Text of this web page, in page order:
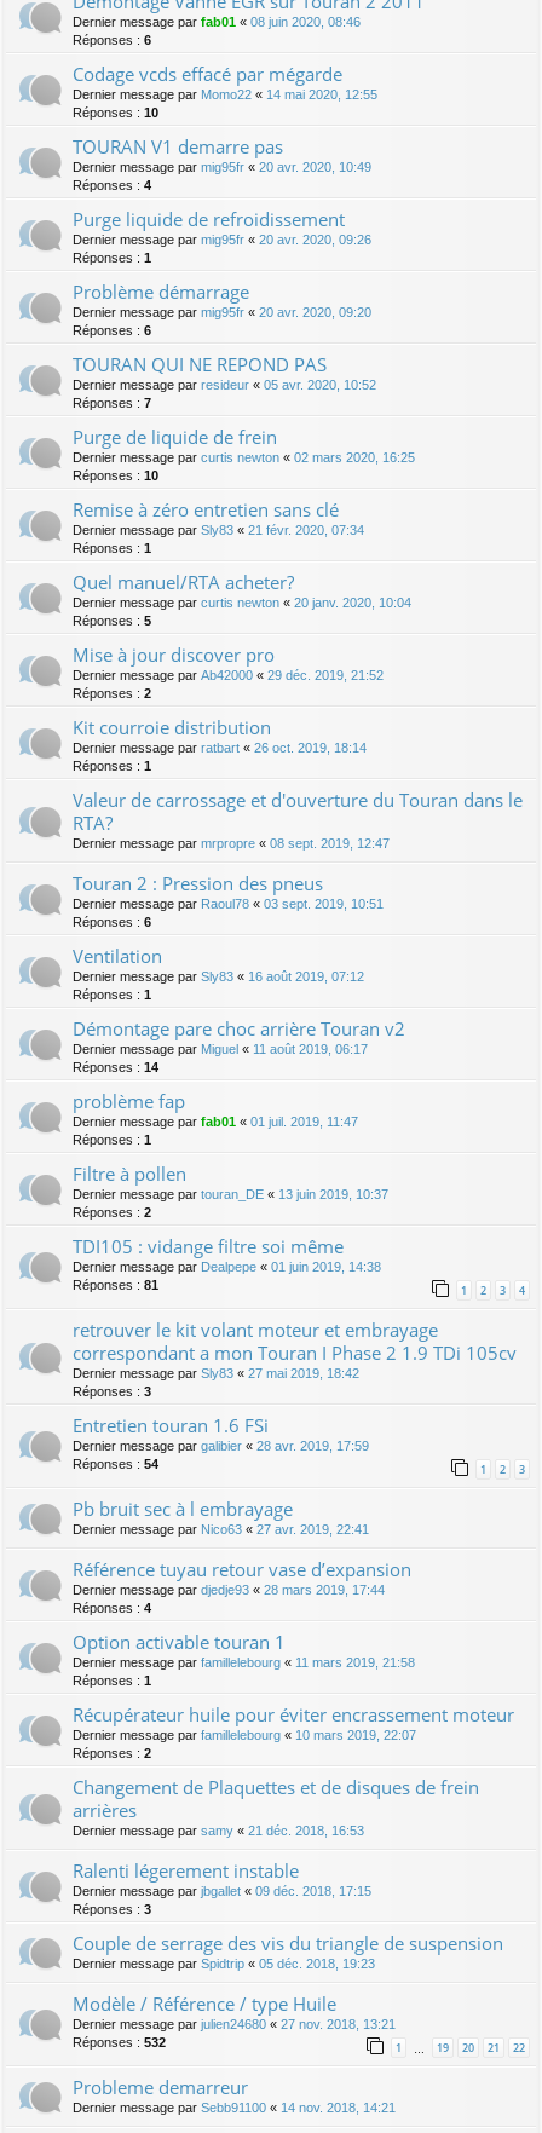
Dernier message par fab01 « 08 juin 2020, 08:46
Réponses : 6
Codage vcds effacé par mégarde
Dernier message par Momo22 « 14 mai 2020, 12:55
Réponses : 10
TOURAN V1 demarre pas
Dernier message par mig95fr « 20 avr. 2020, 10:49
Réponses : 4
Purge liquide de refroidissement
Dernier message par mig95fr « 20 avr. 2020, 09:26
Réponses : 1
Problème démarrage
Dernier message par mig95fr « 20 avr. 2020, 09:20
Réponses : 6
TOURAN QUI NE REPOND PAS
Dernier message par resideur « 05 avr. 2020, 10:52
Réponses : 7
Purge de liquide de frein
Dernier message par curtis newton « 02 mars 2020, 16:25
Réponses : 10
Remise à zéro entretien sans clé
Dernier message par Sly83 « 21 févr. 2020, 07:34
Réponses : 1
Quel manuel/RTA acheter?
Dernier message par curtis newton « 20 janv. 2020, 10:04
Réponses : 5
Mise à jour discover pro
Dernier message par Ab42000 « 29 déc. 2019, 21:52
Réponses : 2
Kit courroie distribution
Dernier message par ratbart « 26 oct. 2019, 18:14
Réponses : 1
Valeur de carrossage et d'ouverture du Touran dans le
RTA?
Dernier message par mrpropre « 08 sept. 2019, 12:47
Touran 2 : Pression des pneus
Dernier message par Raoul78 « 03 sept. 2019, 10:51
Réponses : 6
Ventilation
Dernier message par Sly83 « 16 août 2019, 07:12
Réponses : 1
Démontage pare choc arrière Touran v2
Dernier message par Miguel « 11 août 2019, 06:17
Réponses : 14
problème fap
Dernier message par fab01 « 01 juil. 2019, 11:47
Réponses : 1
Filtre à pollen
Dernier message par touran_DE « 13 juin 2019, 10:37
Réponses : 2
TDI105 : vidange filtre soi même
Dernier message par Dealpepe « 01 juin 2019, 14:38
Réponses : 81 1 2 3 4
retrouver le kit volant moteur et embrayage
correspondant a mon Touran I Phase 2 1.9 TDi 105cv
Dernier message par Sly83 « 27 mai 2019, 18:42
Réponses : 3
Entretien touran 1.6 FSi
Dernier message par galibier « 28 avr. 2019, 17:59
Réponses : 54 1 2 3
Pb bruit sec à l embrayage
Dernier message par Nico63 « 27 avr. 2019, 22:41
Référence tuyau retour vase d’expansion
Dernier message par djedje93 « 28 mars 2019, 17:44
Réponses : 4
Option activable touran 1
Dernier message par famillelebourg « 11 mars 2019, 21:58
Réponses : 1
Récupérateur huile pour éviter encrassement moteur
Dernier message par famillelebourg « 10 mars 2019, 22:07
Réponses : 2
Changement de Plaquettes et de disques de frein
arrières
Dernier message par samy « 21 déc. 2018, 16:53
Ralenti légerement instable
Dernier message par jbgallet « 09 déc. 2018, 17:15
Réponses : 3
Couple de serrage des vis du triangle de suspension
Dernier message par Spidtrip « 05 déc. 2018, 19:23
Modèle / Référence / type Huile
Dernier message par julien24680 « 27 nov. 2018, 13:21
Réponses : 532 1 19 20 21 22
Probleme demarreur
Dernier message par Sebb91100 « 14 nov. 2018, 14:21